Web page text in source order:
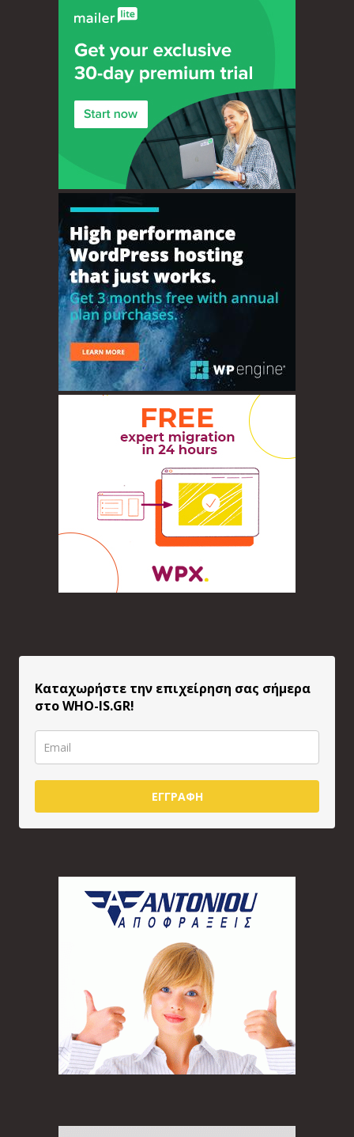
Καταχωρήστε την επιχείρηση σας σήμερα
στο WHO-IS.GR!
ΕΓΓΡΑΦΗ